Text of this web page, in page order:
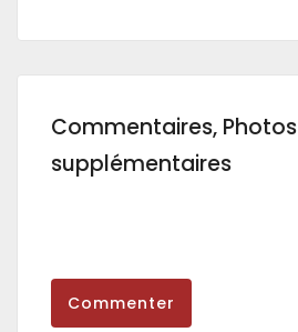
Commentaires, Photos
supplémentaires
Commenter